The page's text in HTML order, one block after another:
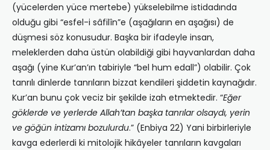
(yücelerden yüce mertebe) yükselebilme istidadında
olduğu gibi “esfel-i sâfilîn”e (aşağıların en aşağısı) de
düşmesi söz konusudur. Başka bir ifadeyle insan,
meleklerden daha üstün olabildiği gibi hayvanlardan daha
aşağı (yine Kur’an’ın tabiriyle “bel hum edall”) olabilir. Çok
tanrılı dinlerde tanrıların bizzat kendileri şiddetin kaynağıdır.
Kur’an bunu çok veciz bir şekilde izah etmektedir. “Eğer
göklerde ve yerlerde Allah’tan başka tanrılar olsaydı, yerin
ve göğün intizamı bozulurdu.” (Enbiya 22) Yani birbirleriyle
kavga ederlerdi ki mitolojik hikâyeler tanrıların kavgaları